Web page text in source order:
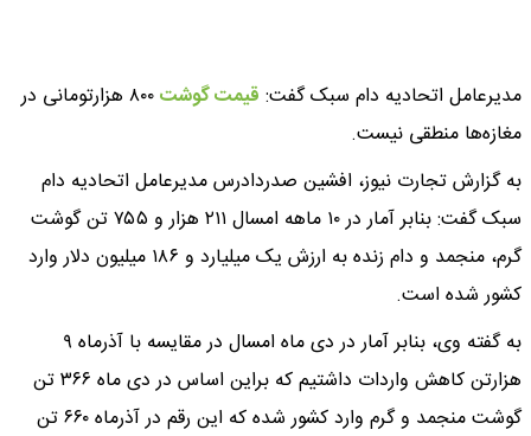
مدیرعامل اتحادیه دام سبک گفت: قیمت گوشت
۸۰۰ هزارتومانی در
مغازه‌ها منطقی نیست.
به گزارش تجارت نیوز، افشین صدردادرس مدیرعامل اتحادیه دام
سبک گفت: بنابر آمار در ۱۰ ماهه امسال ۲۱۱ هزار و ۷۵۵ تن گوشت
گرم، منجمد و دام زنده به ارزش یک میلیارد و ۱۸۶ میلیون دلار وارد
کشور شده است.
به گفته وی، بنابر آمار در دی ماه امسال در مقایسه با آذرماه ۹
هزارتن کاهش واردات داشتیم که براین اساس در دی ماه ۳۶۶ تن
گوشت منجمد و گرم وارد کشور شده که این رقم در آذرماه ۶۶۰ تن